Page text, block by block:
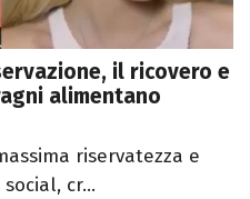
il ricovero e
alimentano
riservatezza e
cr...